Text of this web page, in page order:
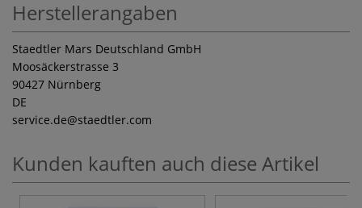
Herstellerangaben
Staedtler Mars Deutschland GmbH
Moosäckerstrasse 3
90427 Nürnberg
DE
service.de@staedtler.com
Kunden kauften auch diese Artikel